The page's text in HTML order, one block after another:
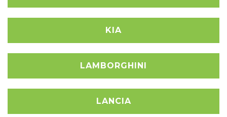
KIA
LAMBORGHINI
LANCIA